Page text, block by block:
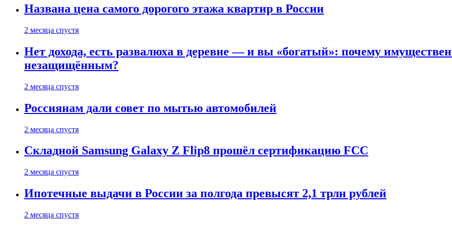
Названа цена самого дорогого этажа квартир в России
2 месяца спустя
Нет дохода, есть развалюха в деревне — и вы «богатый»: почему
незащищённым?
2 месяца спустя
Россиянам дали совет по мытью автомобилей
2 месяца спустя
Складной Samsung Galaxy Z Flip8 прошёл сертификацию FCC
2 месяца спустя
Ипотечные выдачи в России за полгода превысят 2,1 трлн рублей
2 месяца спустя